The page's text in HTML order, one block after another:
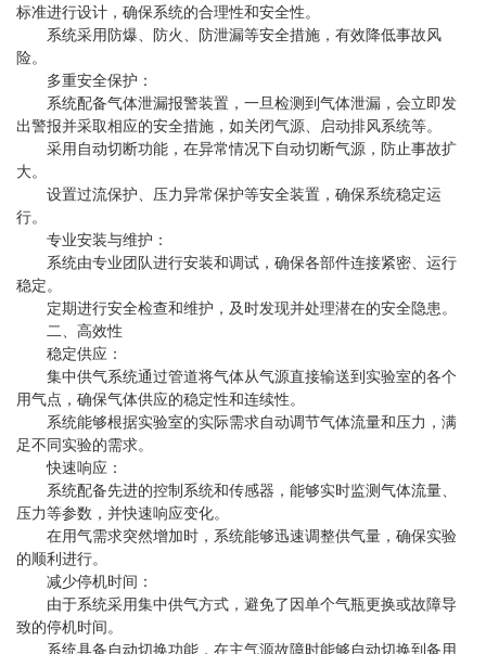
标准进行设计，确保系统的合理性和安全性。
系统采用防爆、防火、防泄漏等安全措施，有效降低事故风
险。
多重安全保护：
系统配备气体泄漏报警装置，一旦检测到气体泄漏，会立即发
出警报并采取相应的安全措施，如关闭气源、启动排风系统等。
采用自动切断功能，在异常情况下自动切断气源，防止事故扩
大。
设置过流保护、压力异常保护等安全装置，确保系统稳定运
行。
专业安装与维护：
系统由专业团队进行安装和调试，确保各部件连接紧密、运行
稳定。
定期进行安全检查和维护，及时发现并处理潜在的安全隐患。
二、高效性
稳定供应：
集中供气系统通过管道将气体从气源直接输送到实验室的各个
用气点，确保气体供应的稳定性和连续性。
系统能够根据实验室的实际需求自动调节气体流量和压力，满
足不同实验的需求。
快速响应：
系统配备先进的控制系统和传感器，能够实时监测气体流量、
压力等参数，并快速响应变化。
在用气需求突然增加时，系统能够迅速调整供气量，确保实验
的顺利进行。
减少停机时间：
由于系统采用集中供气方式，避免了因单个气瓶更换或故障导
致的停机时间。
系统具备自动切换功能，在主气源故障时能够自动切换到备用